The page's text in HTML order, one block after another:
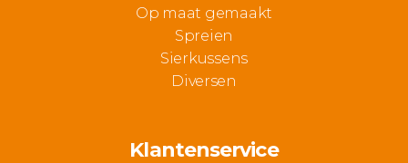
Op maat gemaakt
Spreien
Sierkussens
Diversen
Klantenservice